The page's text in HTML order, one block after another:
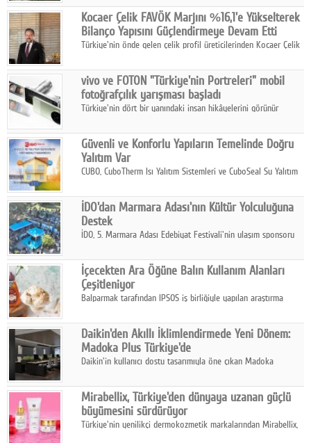
hasılatıyla Türkiye'nin en büyük 83. firması oldu.
Kocaer Çelik FAVÖK Marjını %16,1'e Yükselterek
Bilanço Yapısını Güçlendirmeye Devam Etti
Türkiye'nin önde gelen çelik profil üreticilerinden Kocaer Çelik
Çelik FAVÖK Marjını %16,1'e yükseltti.
vivo ve FOTON "Türkiye'nin Portreleri" mobil
fotoğrafçılık yarışması başladı
Türkiye'nin dört bir yanındaki insan hikâyelerini görünür
insanını, kültürünü ve yaşamını portre fotoğraflarıyla
anlatmaya davet ediyor.
Güvenli ve Konforlu Yapıların Temelinde Doğru
Yalıtım Var
CUBO, CuboTherm Isı Yalıtım Sistemleri ve CuboSeal Su Yalıtım
ve sürdürülebilir çözümler sunuyor.
İDO'dan Marmara Adası'nın Kültür Yolculuğuna
Destek
İDO, 5. Marmara Adası Edebiyat Festivali'nin ulaşım sponsoru
ettiriyor.
İçecekten Ara Öğüne Balın Kullanım Alanları
Çeşitleniyor
Balparmak tarafından IPSOS iş birliğiyle yapılan araştırma
ıhlamur gibi içeceklerde tercih ettiğini ortaya koyuyor.
Daikin'den Akıllı İklimlendirmede Yeni Dönem:
Madoka Plus Türkiye'de
Daikin'in kullanıcı dostu tasarımıyla öne çıkan Madoka
kontrol ünitesi Madoka Plus Türkiye'de satışa sunuldu.
Mirabellix, Türkiye'den dünyaya uzanan güçlü
büyümesini sürdürüyor
Türkiye'nin yenilikçi dermokozmetik markalarından Mirabellix,